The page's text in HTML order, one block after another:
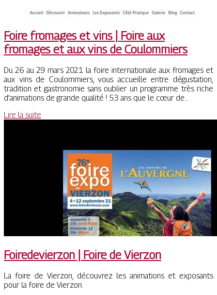
Foire fromages et vins | Foire aux
fromages et aux vins de Coulommiers
Du 26 au 29 mars 2021 la foire internationale aux fromages et
aux vins de Coulommiers, vous accueille entre dégustation,
tradition et gastronomie sans oublier un programme très riche
d’animations de grande qualité ! 53 ans que le cœur de…
Lire la suite
Foirede­vier­zon | Foire de Vierzon
La foire de Vierzon, découvrez les animations et exposants
pour la foire de Vierzon.